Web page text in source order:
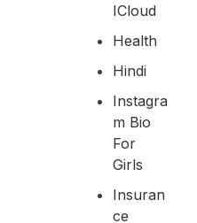
ICloud
Health
Hindi
Instagra
M Bio
For
Girls
Insuran
Ce